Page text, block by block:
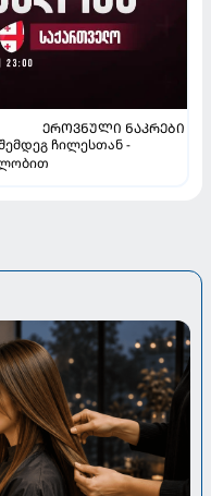
ᲔᲠᲝᲕᲜᲣᲚᲘ ᲜᲐᲙᲠᲔᲑᲘ
ჩილესთან -